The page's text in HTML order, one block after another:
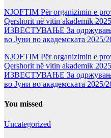
NJOFTIM Për organizimin e
Qershorit në vitin akademik
ИЗВЕСТУВАЊЕ За одржување
во Јуни во академската 2025/
NJOFTIM Për organizimin e
Qershorit në vitin akademik
ИЗВЕСТУВАЊЕ За одржување
во Јуни во академската 2025/
You missed
Uncategorized